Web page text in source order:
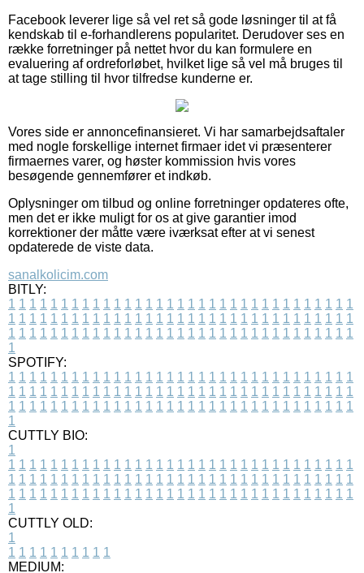
Facebook leverer lige så vel ret så gode løsninger til at få
kendskab til e-forhandlerens popularitet. Derudover ses en
række forretninger på nettet hvor du kan formulere en
evaluering af ordreforløbet, hvilket lige så vel må bruges til
at tage stilling til hvor tilfredse kunderne er.
Vores side er annoncefinansieret. Vi har samarbejdsaftaler
med nogle forskellige internet firmaer idet vi præsenterer
firmaernes varer, og høster kommission hvis vores
besøgende gennemfører et indkøb.
Oplysninger om tilbud og online forretninger opdateres ofte,
men det er ikke muligt for os at give garantier imod
korrektioner der måtte være iværksat efter at vi senest
opdaterede de viste data.
sanalkolicim.com
BITLY:
1 1 1 1 1 1 1 1 1 1 1 1 1 1 1 1 1 1 1 1 1 1 1 1 1 1 1 1 1 1 1 1 1
1 1 1 1 1 1 1 1 1 1 1 1 1 1 1 1 1 1 1 1 1 1 1 1 1 1 1 1 1 1 1 1 1
1 1 1 1 1 1 1 1 1 1 1 1 1 1 1 1 1 1 1 1 1 1 1 1 1 1 1 1 1 1 1 1 1
1
SPOTIFY:
1 1 1 1 1 1 1 1 1 1 1 1 1 1 1 1 1 1 1 1 1 1 1 1 1 1 1 1 1 1 1 1 1
1 1 1 1 1 1 1 1 1 1 1 1 1 1 1 1 1 1 1 1 1 1 1 1 1 1 1 1 1 1 1 1 1
1 1 1 1 1 1 1 1 1 1 1 1 1 1 1 1 1 1 1 1 1 1 1 1 1 1 1 1 1 1 1 1 1
1
CUTTLY BIO:
1
1 1 1 1 1 1 1 1 1 1 1 1 1 1 1 1 1 1 1 1 1 1 1 1 1 1 1 1 1 1 1 1 1
1 1 1 1 1 1 1 1 1 1 1 1 1 1 1 1 1 1 1 1 1 1 1 1 1 1 1 1 1 1 1 1 1
1 1 1 1 1 1 1 1 1 1 1 1 1 1 1 1 1 1 1 1 1 1 1 1 1 1 1 1 1 1 1 1 1
1
CUTTLY OLD:
1
1 1 1 1 1 1 1 1 1 1
MEDIUM: